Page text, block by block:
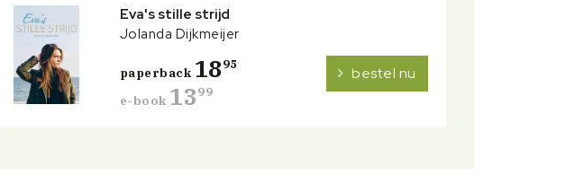
Eva's stille strijd
Jolanda Dijkmeijer
paperback 1895
e-book 1399
bestel nu